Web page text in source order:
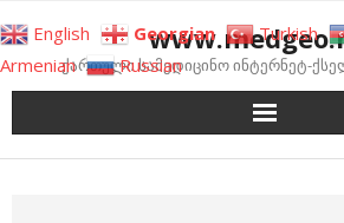
to
contentქართული სამედიცინო ინტერნეტ-
English Georgian Turkish
Armenian
Russian